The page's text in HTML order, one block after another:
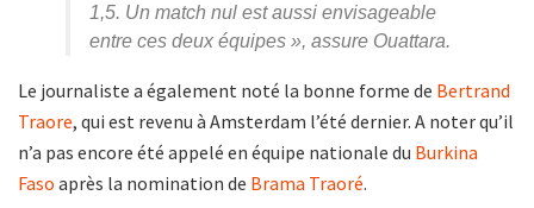
1,5. Un match nul est aussi envisageable
entre ces deux équipes », assure Ouattara.
Le journaliste a également noté la bonne forme de Bertrand
Traore, qui est revenu à Amsterdam l’été dernier. A noter qu’il
n’a pas encore été appelé en équipe nationale du Burkina
Faso après la nomination de Brama Traoré.